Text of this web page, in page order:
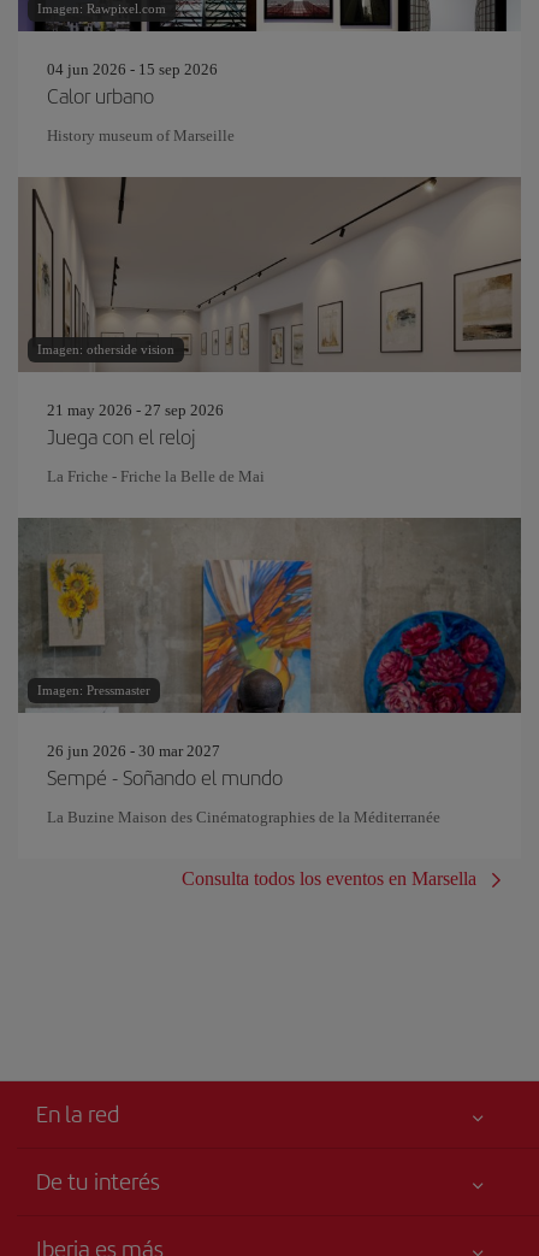
Imagen: Rawpixel.com
04 jun 2026 - 15 sep 2026
Calor urbano
History museum of Marseille
Imagen: otherside vision
21 may 2026 - 27 sep 2026
Juega con el reloj
La Friche - Friche la Belle de Mai
Imagen: Pressmaster
26 jun 2026 - 30 mar 2027
Sempé - Soñando el mundo
La Buzine Maison des Cinématographies de la Méditerranée
Consulta todos los eventos en Marsella
En la red
De tu interés
Iberia es más